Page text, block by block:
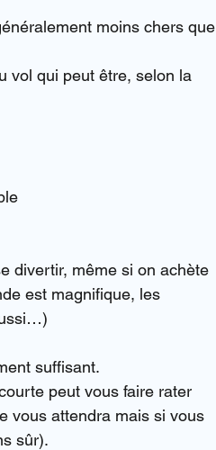
moins chers que
vol qui peut être, selon la
divertir, même si on achète
est magnifique, les
suffisant.
peut vous faire rater
vous attendra mais si vous
sûr).